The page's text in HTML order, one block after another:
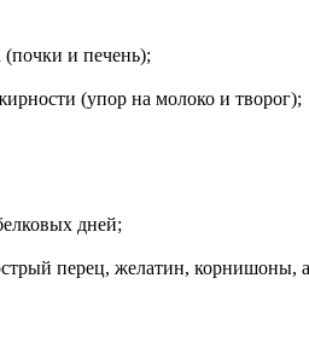
(почки и печень);
(упор на молоко и творог);
дней;
перец, желатин, корнишоны,